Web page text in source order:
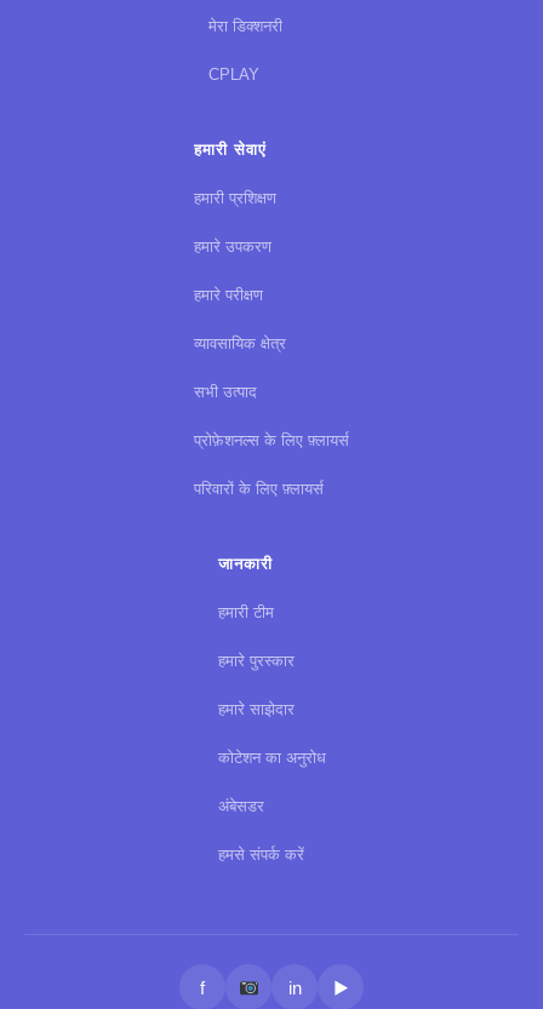
मेरा डिक्शनरी
CPLAY
हमारी सेवाएं
हमारी प्रशिक्षण
हमारे उपकरण
हमारे परीक्षण
व्यावसायिक क्षेत्र
सभी उत्पाद
प्रोफ़ेशनल्स के लिए फ़्लायर्स
परिवारों के लिए फ़्लायर्स
जानकारी
हमारी टीम
हमारे पुरस्कार
हमारे साझेदार
कोटेशन का अनुरोध
अंबेसडर
हमसे संपर्क करें
f in ▶